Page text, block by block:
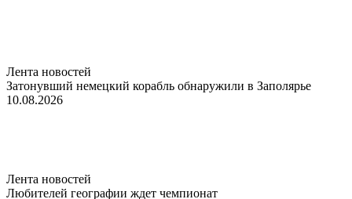
Лента новостей
Затонувший немецкий корабль обнаружили в Заполярье
10.08.2026
Лента новостей
Любителей географии ждет чемпионат